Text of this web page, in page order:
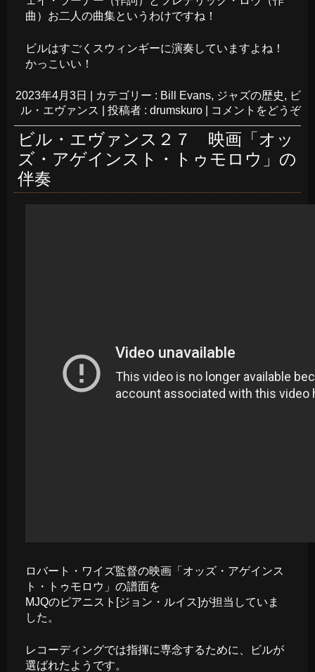
曲）お二人の曲集というわけですね！
ビルはすごくスウィンギーに演奏していますよね！
かっこいい！
2023年4月3日 カテゴリー : Bill Evans, ジャズの歴史, ビ
ル・エヴァンス
投稿者 : drumskuro コメントをどうぞ
ビル・エヴァンス２７ 映画「オッ
ズ・アゲインスト・トゥモロウ」の
伴奏
ロバート・ワイズ監督の映画「オッズ・アゲインス
ト・トゥモロウ」の譜面を
MJQのピアニスト[ジョン・ルイス]が担当していま
した。
レコーディングでは指揮に専念するために、ビルが
選ばれたようです。